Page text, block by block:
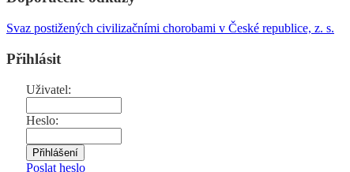
Svaz postižených civilizačními chorobami v České republice, z. s.
Přihlásit
Uživatel:
Heslo:
Poslat heslo